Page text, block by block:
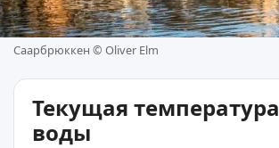
Саарбрюккен © Oliver Elm
Текущая температура
воды